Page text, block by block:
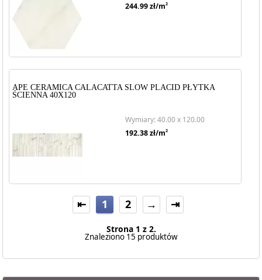
244.99zł/m2
APE CERAMICA CALACATTA SLOW PLACID PŁYTKA
ŚCIENNA 40X120
Wymiary: 40.00 x 120.00
192.38zł/m2
⇤ 1 2 → ⇥
Strona 1 z 2.
Znaleziono 15 produktów